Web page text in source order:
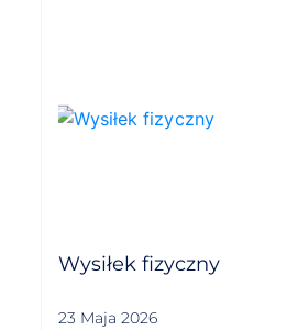
Wysiłek fizyczny
23 Maja 2026